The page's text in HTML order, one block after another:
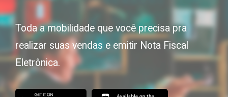
Toda a mobilidade que você precisa pra
realizar suas vendas e emitir Nota Fiscal
Eletrônica.